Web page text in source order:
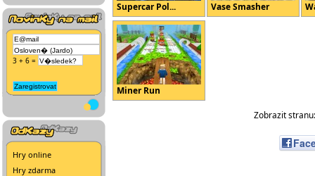
3 + 6 =
Hry online
Hry zdarma
Supercar Pol... Vase Smasher
Miner Run
Zobrazit